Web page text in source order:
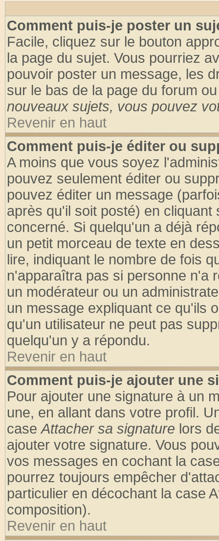
Comment puis-je poster un
Facile, cliquez sur le bouton
la page du sujet. Vous pourriez
pouvoir poster un message, les
sur le bas de la page du forum
nouveaux sujets, vous pouvez
Revenir en haut
Comment puis-je éditer ou
A moins que vous soyez
pouvez seulement éditer ou
pouvez éditer un message
après qu'il soit posté) en
concerné. Si quelqu'un a déjà
un petit morceau de texte en
lire, indiquant le nombre de fois
n'apparaîtra pas si personne n'a
un modérateur ou un
un message expliquant ce qu'ils
qu'un utilisateur ne peut pas
quelqu'un y a répondu.
Revenir en haut
Comment puis-je ajouter une
Pour ajouter une signature à un
une, en allant dans votre profil.
caseAttacher sa signature lors
ajouter votre signature. Vous
vos messages en cochant la
pourrez toujours empêcher
particulier en décochant la case
composition).
Revenir en haut